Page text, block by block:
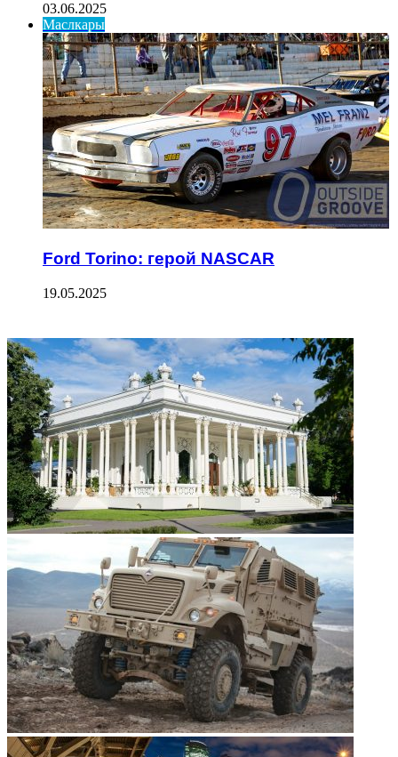
03.06.2025
Маслкары
Ford Torino: герой NASCAR
19.05.2025